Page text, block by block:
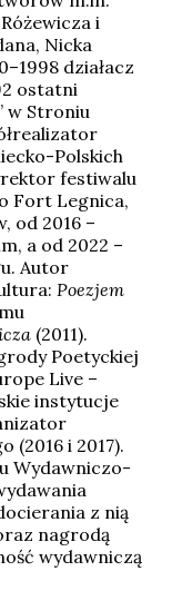
i
Nicka
działacz
ostatni
w Stroniu
Polskich
festiwalu
Fort Legnica,
od 2016 –
a od 2022 –
Autor
Poezjem
(2011).
Poetyckiej
Live –
instytucje
(2016 i 2017).
Wydawniczo-
z nią
nagrodą
wydawniczą